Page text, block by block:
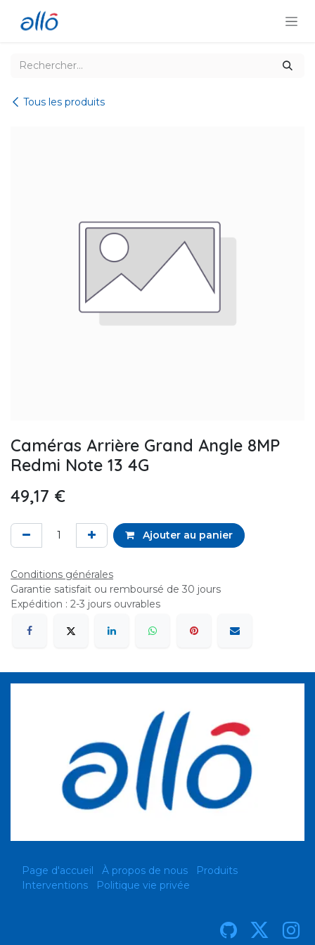
Tous les produits
Caméras Arrière Grand Angle 8MP
Redmi Note 13 4G
49,17 €
Ajouter au panier
Conditions générales
Garantie satisfait ou remboursé de 30 jours
Expédition : 2-3 jours ouvrables
Page d'accueil À propos de nous
Produits
Interventions
Politique vie privée